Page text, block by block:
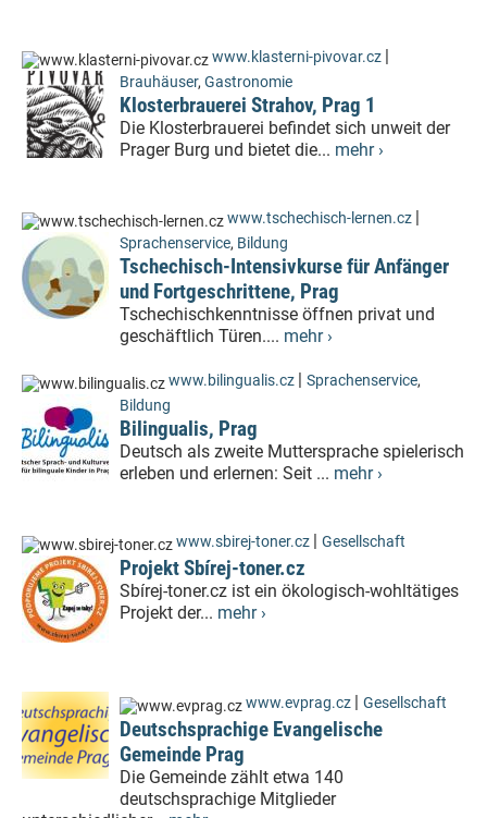
www.klasterni-pivovar.cz |
Brauhäuser, Gastronomie
Klosterbrauerei Strahov, Prag 1
Die Klosterbrauerei befindet sich unweit der
Prager Burg und bietet die... mehr ›
www.tschechisch-lernen.cz |
Sprachenservice, Bildung
Tschechisch-Intensivkurse für Anfänger
und Fortgeschrittene, Prag
Tschechischkenntnisse öffnen privat und
geschäftlich Türen.... mehr ›
www.bilingualis.cz | Sprachenservice,
Bildung
Bilingualis, Prag
Deutsch als zweite Muttersprache spielerisch
erleben und erlernen: Seit ... mehr ›
www.sbirej-toner.cz | Gesellschaft
Projekt Sbírej-toner.cz
Sbírej-toner.cz ist ein ökologisch-wohltätiges
Projekt der... mehr ›
www.evprag.cz | Gesellschaft
Deutschsprachige Evangelische
Gemeinde Prag
Die Gemeinde zählt etwa 140
deutschsprachige Mitglieder